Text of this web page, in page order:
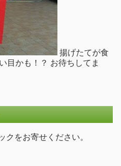
揚げたてが食
目かも！？ お待ちしてま
クをお寄せください。